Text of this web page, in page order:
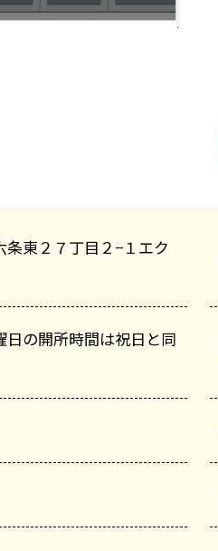
東２７丁目２−１エク
の開所時間は祝日と同